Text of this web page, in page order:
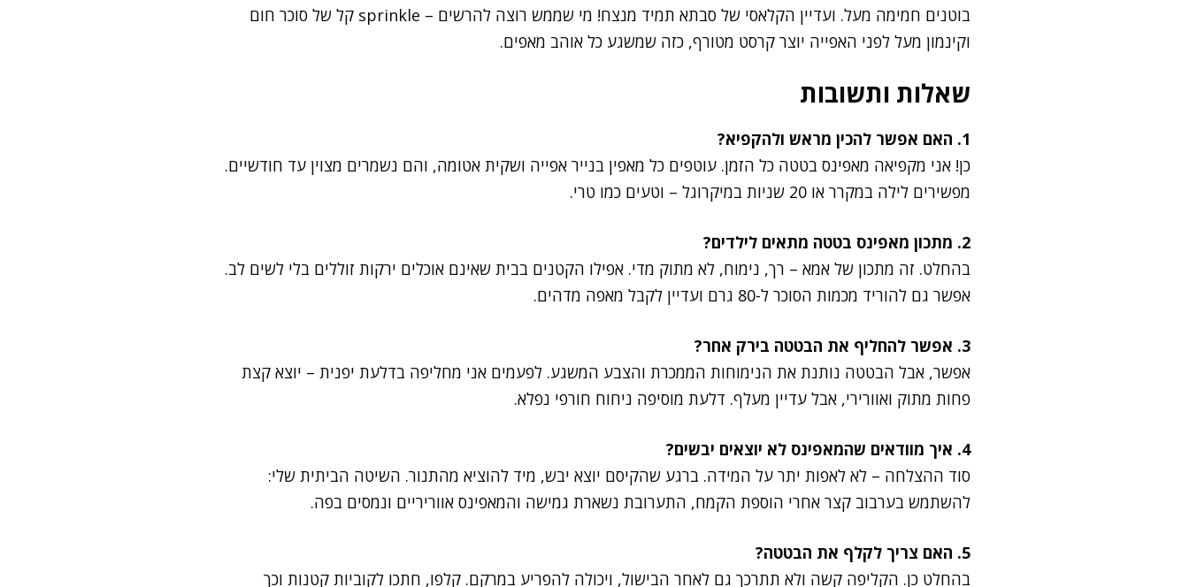
בוטנים חמימה מעל. ועדיין הקלאסי של סבתא תמיד מנצח! מי שממש רוצה להרשים – sprinkle קל של סוכר חום
וקינמון מעל לפני האפייה יוצר קרסט מטורף, כזה שמשגע כל אוהב מאפים.
שאלות ותשובות
1. האם אפשר להכין מראש ולהקפיא?
כן! אני מקפיאה מאפינס בטטה כל הזמן. עוטפים כל מאפין בנייר אפייה ושקית אטומה, והם נשמרים מצוין עד חודשיים.
מפשירים לילה במקרר או 20 שניות במיקרוגל – וטעים כמו טרי.
2. מתכון מאפינס בטטה מתאים לילדים?
בהחלט. זה מתכון של אמא – רך, נימוח, לא מתוק מדי. אפילו הקטנים בבית שאינם אוכלים ירקות זוללים בלי לשים לב.
אפשר גם להוריד מכמות הסוכר ל-80 גרם ועדיין לקבל מאפה מדהים.
3. אפשר להחליף את הבטטה בירק אחר?
אפשר, אבל הבטטה נותנת את הנימוחות הממכרת והצבע המשגע. לפעמים אני מחליפה בדלעת יפנית – יוצא קצת
פחות מתוק ואוורירי, אבל עדיין מעלף. דלעת מוסיפה ניחוח חורפי נפלא.
4. איך מוודאים שהמאפינס לא יוצאים יבשים?
סוד ההצלחה – לא לאפות יתר על המידה. ברגע שהקיסם יוצא יבש, מיד להוציא מהתנור. השיטה הביתית שלי:
להשתמש בערבוב קצר אחרי הוספת הקמח, התערובת נשארת גמישה והמאפינס אווריריים ונמסים בפה.
5. האם צריך לקלף את הבטטה?
בהחלט כן. הקליפה קשה ולא תתרכך גם לאחר הבישול, ויכולה להפריע במרקם. קלפו, חתכו לקוביות קטנות וכך